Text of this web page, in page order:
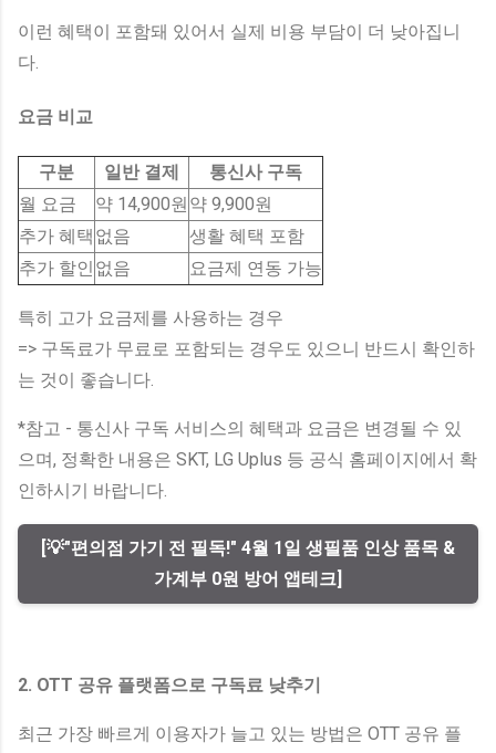
이런 혜택이 포함돼 있어서 실제 비용 부담이 더 낮아집니
다.
요금 비교
구분 일반 결제
통신사 구독
월 요금
약 14,900원 약 9,900원
추가 혜택 없음
생활 혜택 포함
추가 할인 없음 요금제 연동 가능
특히 고가 요금제를 사용하는 경우
=> 구독료가 무료로 포함되는 경우도 있으니 반드시 확인하
는 것이 좋습니다.
*참고 - 통신사 구독 서비스의 혜택과 요금은 변경될 수 있
으며, 정확한 내용은 SKT, LG Uplus 등 공식 홈페이지에서 확
인하시기 바랍니다.
[💡"편의점 가기 전 필독!" 4월 1일 생필품 인상 품목 &
가계부 0원 방어 앱테크]
2. OTT 공유 플랫폼으로 구독료 낮추기
최근 가장 빠르게 이용자가 늘고 있는 방법은 OTT 공유 플